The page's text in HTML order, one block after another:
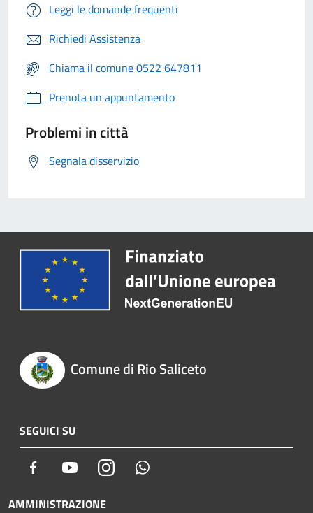
Leggi le domande frequenti
Richiedi Assistenza
Chiama il comune 0522 647811
Prenota un appuntamento
Problemi in città
Segnala disservizio
Comune di Rio Saliceto
SEGUICI SU
Facebook YoutubeInstagram
AMMINISTRAZIONE